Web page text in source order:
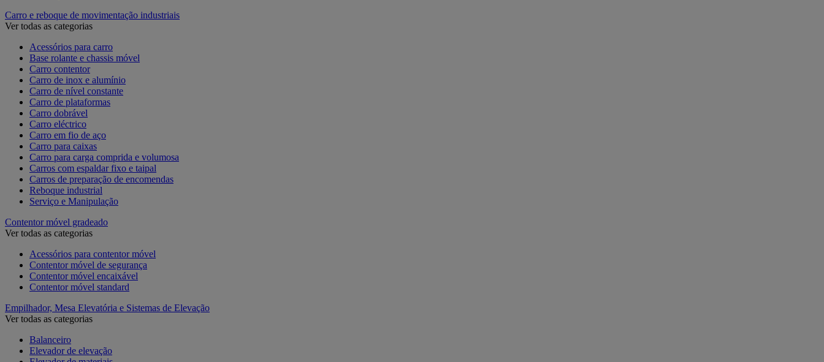
Carro e reboque de movimentação industriais
Ver todas as categorias
Acessórios para carro
Base rolante e chassis móvel
Carro contentor
Carro de inox e alumínio
Carro de nível constante
Carro de plataformas
Carro dobrável
Carro eléctrico
Carro em fio de aço
Carro para caixas
Carro para carga comprida e volumosa
Carros com espaldar fixo e taipal
Carros de preparação de encomendas
Reboque industrial
Serviço e Manipulação
Contentor móvel gradeado
Ver todas as categorias
Acessórios para contentor móvel
Contentor móvel de segurança
Contentor móvel encaixável
Contentor móvel standard
Empilhador, Mesa Elevatória e Sistemas de Elevação
Ver todas as categorias
Balanceiro
Elevador de elevação